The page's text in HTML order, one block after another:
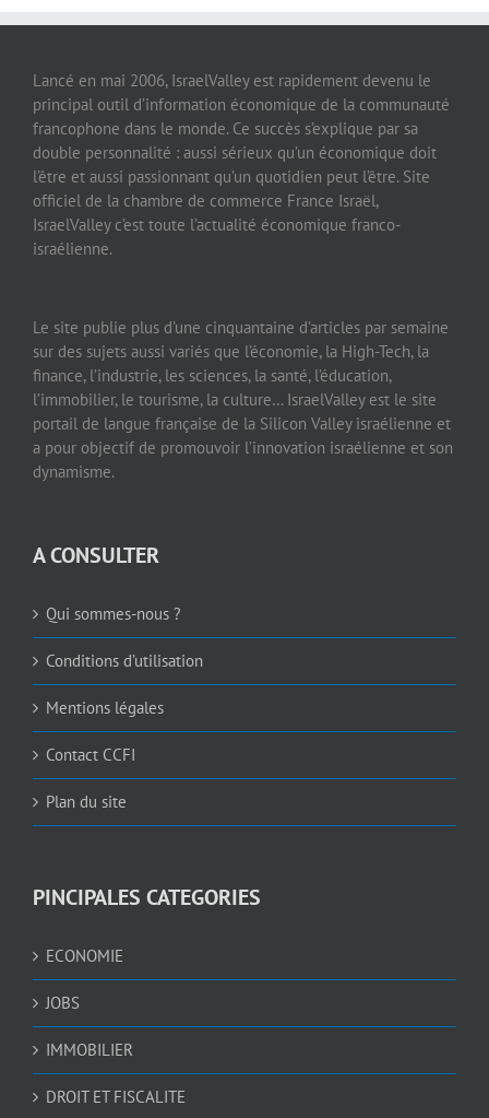
Lancé en mai 2006, IsraelValley est rapidement devenu le
principal outil d’information économique de la communauté
francophone dans le monde. Ce succès s’explique par sa
double personnalité : aussi sérieux qu’un économique doit
l’être et aussi passionnant qu’un quotidien peut l’être. Site
officiel de la chambre de commerce France Israël,
IsraelValley c’est toute l’actualité économique franco-
israélienne.
Le site publie plus d’une cinquantaine d’articles par semaine
sur des sujets aussi variés que l’économie, la High-Tech, la
finance, l’industrie, les sciences, la santé, l’éducation,
l’immobilier, le tourisme, la culture… IsraelValley est le site
portail de langue française de la Silicon Valley israélienne et
a pour objectif de promouvoir l’innovation israélienne et son
dynamisme.
A CONSULTER
Qui sommes-nous ?
Conditions d’utilisation
Mentions légales
Contact CCFI
Plan du site
PINCIPALES CATEGORIES
ECONOMIE
JOBS
IMMOBILIER
DROIT ET FISCALITE